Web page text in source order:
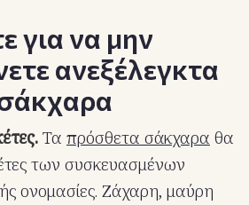
για να μην
ανεξέλεγκτα
Τα πρόσθετα σάκχαρα θα
των συσκευασμένων
ονομασίες. Ζάχαρη, μαύρη